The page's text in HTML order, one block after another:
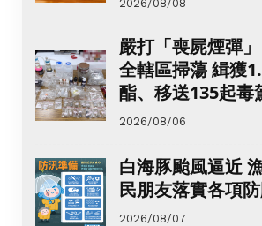
2026/08/08
嚴打「喪屍煙彈
全轄區掃蕩 緝獲
酯、移送135起毒
2026/08/06
白海豚颱風逼近
民朋友落實各項
2026/08/07